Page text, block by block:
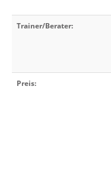
Trainer/Berater:
Preis: